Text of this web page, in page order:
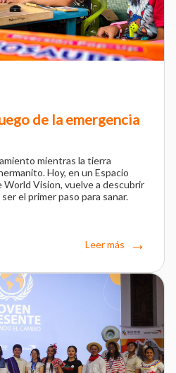
de la emergencia
mientras la tierra
Hoy, en un Espacio
World Vision, vuelve a descubrir
el primer paso para sanar.
Leer más